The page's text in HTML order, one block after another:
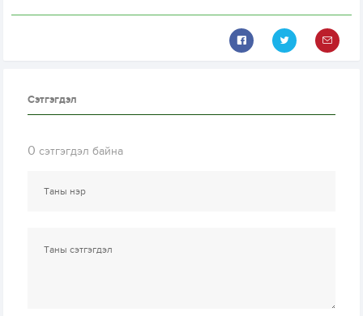
Сэтгэгдэл
0 сэтгэгдэл байна